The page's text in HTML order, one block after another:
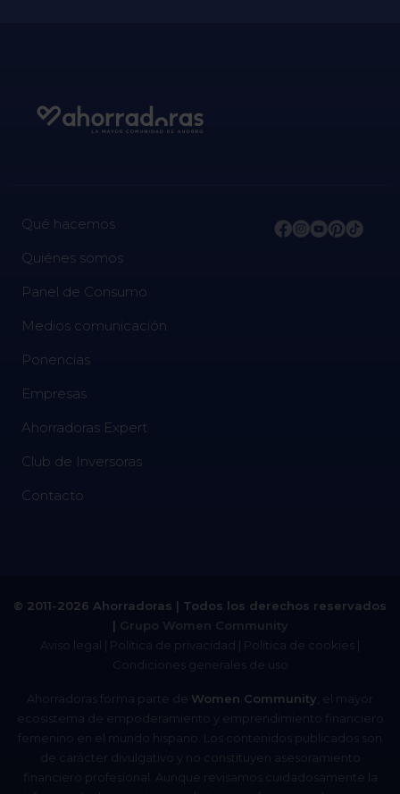
Qué hacemos
Quiénes somos
Panel de Consumo
Medios comunicación
Ponencias
Empresas
Ahorradoras Expert
Club de Inversoras
Contacto
© 2011-2026 Ahorradoras | Todos los derechos reservados
| Grupo Women Community
Aviso legal
Política de privacidad Política de cookies
Condiciones generales de uso
Ahorradoras forma parte de Women Community , el mayor
ecosistema de empoderamiento y emprendimiento financiero
femenino en el mundo hispano. Los contenidos publicados son
de carácter divulgativo y no constituyen asesoramiento
financiero profesional. Aunque revisamos cuidadosamente la